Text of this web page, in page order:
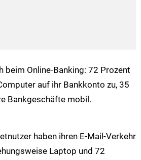
beim Online-Banking: 72 Prozent
auf ihr Bankkonto zu, 35
Bankgeschäfte mobil.
haben ihren E-Mail-Verkehr
Laptop und 72